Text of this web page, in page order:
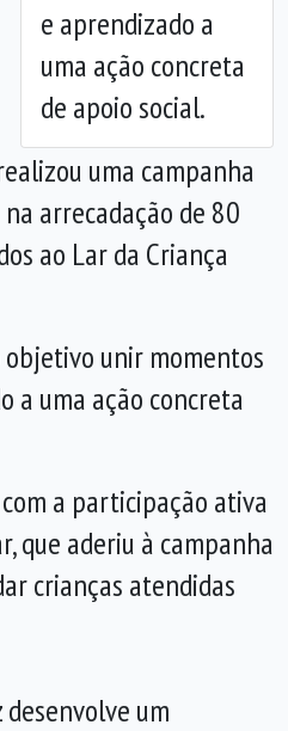
e aprendizado a
uma ação concreta
de apoio social.
uma campanha
arrecadação de 80
ao Lar da Criança
unir momentos
a uma ação concreta
a participação ativa
que aderiu à campanha
crianças atendidas
um